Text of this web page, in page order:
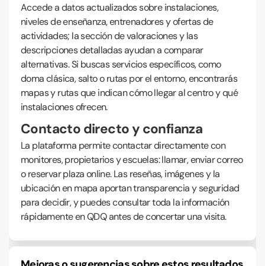
Accede a datos actualizados sobre instalaciones,
niveles de enseñanza, entrenadores y ofertas de
actividades; la sección de valoraciones y las
descripciones detalladas ayudan a comparar
alternativas. Si buscas servicios específicos, como
doma clásica, salto o rutas por el entorno, encontrarás
mapas y rutas que indican cómo llegar al centro y qué
instalaciones ofrecen.
Contacto directo y confianza
La plataforma permite contactar directamente con
monitores, propietarios y escuelas: llamar, enviar correo
o reservar plaza online. Las reseñas, imágenes y la
ubicación en mapa aportan transparencia y seguridad
para decidir, y puedes consultar toda la información
rápidamente en QDQ antes de concertar una visita.